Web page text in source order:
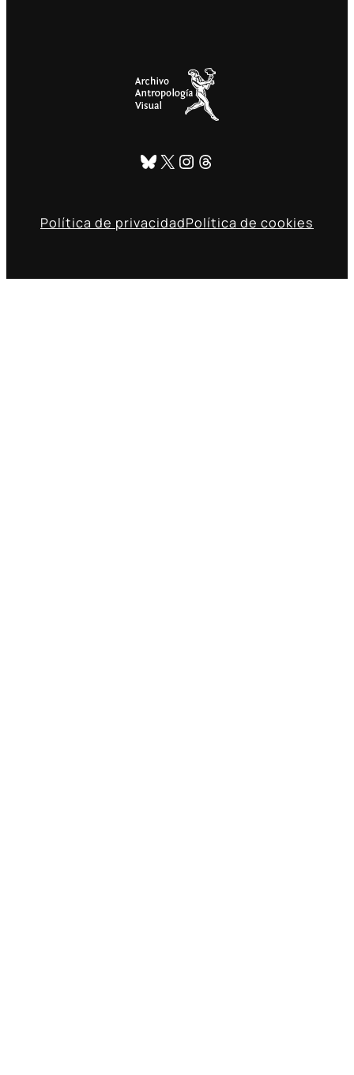
Bluesky
X Instagram
Threads
Política de privacidadPolítica de cookies